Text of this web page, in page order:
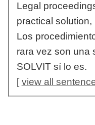
Legal
practical solution,
Los
rara vez son una
SOLVIT sí lo es.
[view all